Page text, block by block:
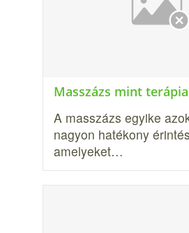
Masszázs mint terápia
A masszázs egyike
nagyon hatékony
amelyeket…